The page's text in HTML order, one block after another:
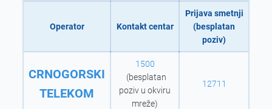
Operator Kontakt centar
Prijava smetnji
(besplatan
poziv)
CRNOGORSKI
TELEKOM
1500
(besplatan
poziv u okviru
mreže)
12711